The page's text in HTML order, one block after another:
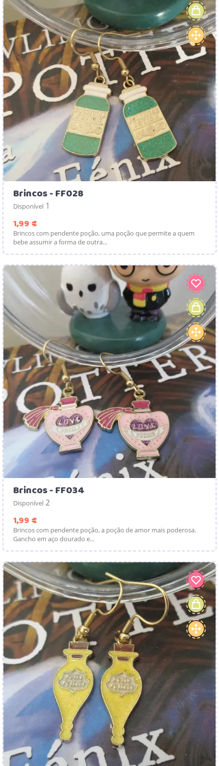
Brincos - FF028
Disponível 1
1,99 €
Brincos com pendente poção, uma poção que permite a quem
bebe assumir a forma de outra...
Brincos - FF034
Disponível 2
1,99 €
Brincos com pendente poção, a poção de amor mais poderosa.
Gancho em aço dourado e...